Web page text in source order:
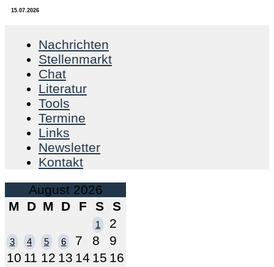
15.07.2026
Nachrichten
Stellenmarkt
Chat
Literatur
Tools
Termine
Links
Newsletter
Kontakt
August 2026
M
D M D F S S
1 2
3 4 5 6 7 8
9
10 11 12 13 14 15 16